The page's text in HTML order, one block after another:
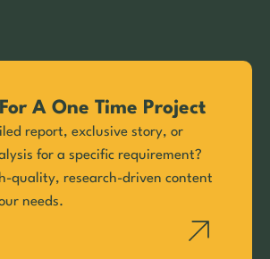
A One Time Project
report, exclusive story, or
for a specific requirement?
quality, research-driven content
needs.